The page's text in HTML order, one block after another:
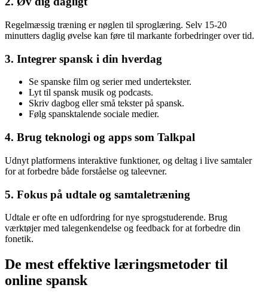
Regelmæssig træning er nøglen til sproglæring. Selv 15-20
minutters daglig øvelse kan føre til markante forbedringer over tid.
3. Integrer spansk i din hverdag
Se spanske film og serier med undertekster.
Lyt til spansk musik og podcasts.
Skriv dagbog eller små tekster på spansk.
Følg spansktalende sociale medier.
4. Brug teknologi og apps som Talkpal
Udnyt platformens interaktive funktioner, og deltag i live samtaler
for at forbedre både forståelse og taleevner.
5. Fokus på udtale og samtaletræning
Udtale er ofte en udfordring for nye sprogstuderende. Brug
værktøjer med talegenkendelse og feedback for at forbedre din
fonetik.
De mest effektive læringsmetoder til
online spansk